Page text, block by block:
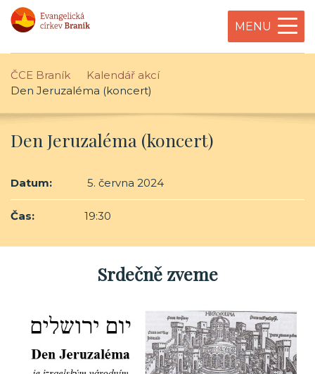
MENU
ČCE Braník
Kalendář akcí
Den Jeruzaléma (koncert)
Den Jeruzaléma (koncert)
Datum: 5. června 2024
Čas: 19:30
Srdečně zveme